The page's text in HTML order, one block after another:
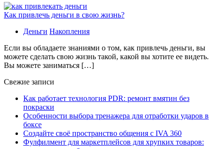
Как привлечь деньги в свою жизнь?
Деньги Накопления
Если вы обладаете знаниями о том, как привлечь деньги, вы
можете сделать свою жизнь такой, какой вы хотите ее видеть.
Вы можете заниматься […]
Свежие записи
Как работает технология PDR: ремонт вмятин без
покраски
Особенности выбора тренажера для отработки ударов в
боксе
Создайте своё пространство общения с IVA 360
Фулфилмент для маркетплейсов для хрупких товаров: